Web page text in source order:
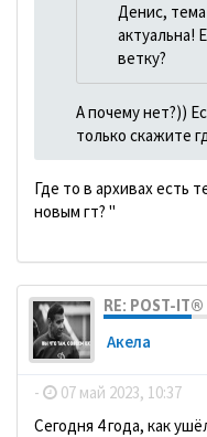
Денис, тема
актуальна!
ветку?
А почему нет?))
только скажите
Где то в архивах есть
новым гт? "
RE: POST-
Акела
- 07 май 2023, 10:37
Сегодня 4 года, как